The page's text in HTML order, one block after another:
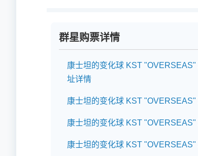
群星购票详情
康士坦的变化球 KST
址详情
康士坦的变化球 KST
康士坦的变化球 KST
康士坦的变化球 KST